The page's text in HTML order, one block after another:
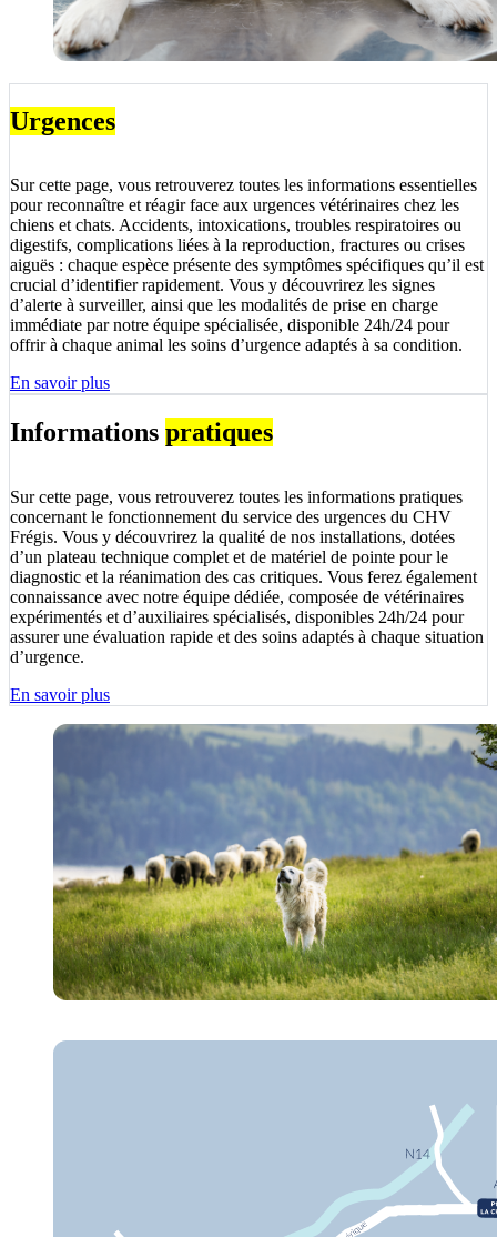
Urgences
Sur cette page, vous retrouverez toutes les informations essentielles
pour reconnaître et réagir face aux urgences vétérinaires chez les
chiens et chats. Accidents, intoxications, troubles respiratoires ou
digestifs, complications liées à la reproduction, fractures ou crises
aiguës : chaque espèce présente des symptômes spécifiques qu’il est
crucial d’identifier rapidement. Vous y découvrirez les signes
d’alerte à surveiller, ainsi que les modalités de prise en charge
immédiate par notre équipe spécialisée, disponible 24h/24 pour
offrir à chaque animal les soins d’urgence adaptés à sa condition.
En savoir plus
Informations pratiques
Sur cette page, vous retrouverez toutes les informations pratiques
concernant le fonctionnement du service des urgences du CHV
Frégis. Vous y découvrirez la qualité de nos installations, dotées
d’un plateau technique complet et de matériel de pointe pour le
diagnostic et la réanimation des cas critiques. Vous ferez également
connaissance avec notre équipe dédiée, composée de vétérinaires
expérimentés et d’auxiliaires spécialisés, disponibles 24h/24 pour
assurer une évaluation rapide et des soins adaptés à chaque situation
d’urgence.
En savoir plus